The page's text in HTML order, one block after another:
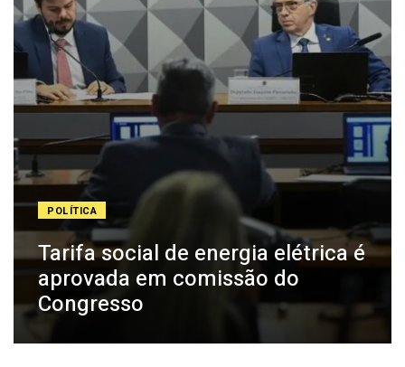
POLÍTICA
Tarifa social de energia elétrica é
aprovada em comissão do
Congresso